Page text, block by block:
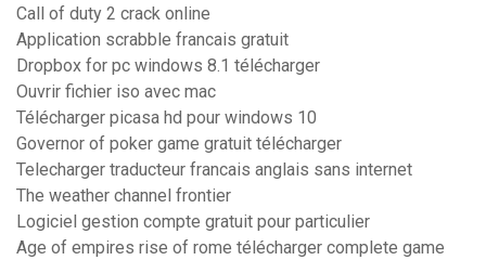
Call of duty 2 crack online
Application scrabble francais gratuit
Dropbox for pc windows 8.1 télécharger
Ouvrir fichier iso avec mac
Télécharger picasa hd pour windows 10
Governor of poker game gratuit télécharger
Telecharger traducteur francais anglais sans internet
The weather channel frontier
Logiciel gestion compte gratuit pour particulier
Age of empires rise of rome télécharger complete game